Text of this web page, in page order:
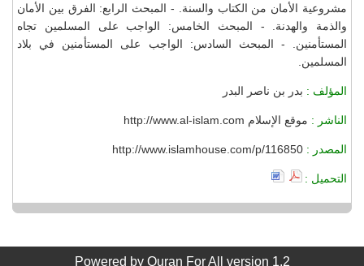
مشروعية الأمان من الكتاب والسنة. - المبحث الرابع: الفرق بين الأمان
والذمة والهدنة. - المبحث الخامس: الواجب على المسلمين تجاه
المستأمنين. - المبحث السادس: الواجب على المستأمنين في بلاد
المسلمين.
المؤلف : بدر بن ناصر البدر
الناشر : موقع الإسلام http://www.al-islam.com
المصدر : http://www.islamhouse.com/p/116850
التحميل :
Powered by Quran For All version 1.2